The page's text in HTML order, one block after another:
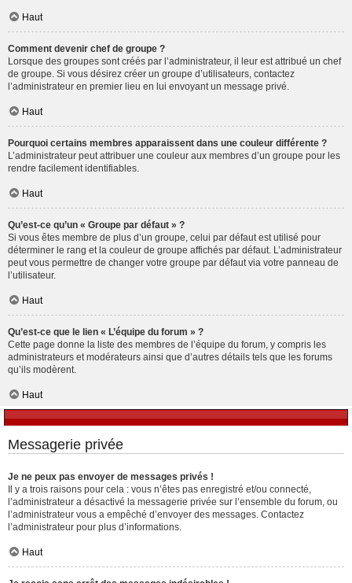
Haut
Comment devenir chef de groupe ?
Lorsque des groupes sont créés par l’administrateur, il leur est attribué un chef
de groupe. Si vous désirez créer un groupe d’utilisateurs, contactez
l’administrateur en premier lieu en lui envoyant un message privé.
Haut
Pourquoi certains membres apparaissent dans une couleur différente ?
L’administrateur peut attribuer une couleur aux membres d’un groupe pour les
rendre facilement identifiables.
Haut
Qu’est-ce qu’un « Groupe par défaut » ?
Si vous êtes membre de plus d’un groupe, celui par défaut est utilisé pour
déterminer le rang et la couleur de groupe affichés par défaut. L’administrateur
peut vous permettre de changer votre groupe par défaut via votre panneau de
l’utilisateur.
Haut
Qu’est-ce que le lien « L’équipe du forum » ?
Cette page donne la liste des membres de l’équipe du forum, y compris les
administrateurs et modérateurs ainsi que d’autres détails tels que les forums
qu’ils modèrent.
Haut
Messagerie privée
Je ne peux pas envoyer de messages privés !
Il y a trois raisons pour cela : vous n’êtes pas enregistré et/ou connecté,
l’administrateur a désactivé la messagerie privée sur l’ensemble du forum, ou
l’administrateur vous a empêché d’envoyer des messages. Contactez
l’administrateur pour plus d’informations.
Haut